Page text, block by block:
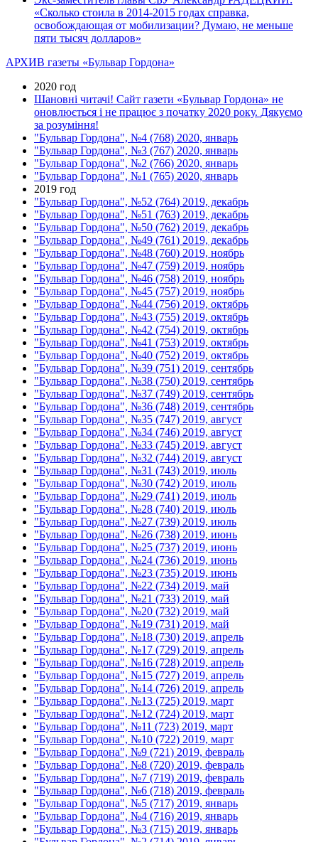
«Сколько стоила в 2014-2015 годах справка,
освобождающая от мобилизации? Думаю, не меньше
пяти тысяч долларов»
АРХИВ газеты «Бульвар Гордона»
2020 год
Шановні читачі! Сайт газети «Бульвар Гордона» не
оновлюється і не працює з початку 2020 року. Дякуємо
за розуміння!
"Бульвар Гордона", №4 (768) 2020, январь
"Бульвар Гордона", №3 (767) 2020, январь
"Бульвар Гордона", №2 (766) 2020, январь
"Бульвар Гордона", №1 (765) 2020, январь
2019 год
"Бульвар Гордона", №52 (764) 2019, декабрь
"Бульвар Гордона", №51 (763) 2019, декабрь
"Бульвар Гордона", №50 (762) 2019, декабрь
"Бульвар Гордона", №49 (761) 2019, декабрь
"Бульвар Гордона", №48 (760) 2019, ноябрь
"Бульвар Гордона", №47 (759) 2019, ноябрь
"Бульвар Гордона", №46 (758) 2019, ноябрь
"Бульвар Гордона", №45 (757) 2019, ноябрь
"Бульвар Гордона", №44 (756) 2019, октябрь
"Бульвар Гордона", №43 (755) 2019, октябрь
"Бульвар Гордона", №42 (754) 2019, октябрь
"Бульвар Гордона", №41 (753) 2019, октябрь
"Бульвар Гордона", №40 (752) 2019, октябрь
"Бульвар Гордона", №39 (751) 2019, сентябрь
"Бульвар Гордона", №38 (750) 2019, сентябрь
"Бульвар Гордона", №37 (749) 2019, сентябрь
"Бульвар Гордона", №36 (748) 2019, сентябрь
"Бульвар Гордона", №35 (747) 2019, август
"Бульвар Гордона", №34 (746) 2019, август
"Бульвар Гордона", №33 (745) 2019, август
"Бульвар Гордона", №32 (744) 2019, август
"Бульвар Гордона", №31 (743) 2019, июль
"Бульвар Гордона", №30 (742) 2019, июль
"Бульвар Гордона", №29 (741) 2019, июль
"Бульвар Гордона", №28 (740) 2019, июль
"Бульвар Гордона", №27 (739) 2019, июль
"Бульвар Гордона", №26 (738) 2019, июнь
"Бульвар Гордона", №25 (737) 2019, июнь
"Бульвар Гордона", №24 (736) 2019, июнь
"Бульвар Гордона", №23 (735) 2019, июнь
"Бульвар Гордона", №22 (734) 2019, май
"Бульвар Гордона", №21 (733) 2019, май
"Бульвар Гордона", №20 (732) 2019, май
"Бульвар Гордона", №19 (731) 2019, май
"Бульвар Гордона", №18 (730) 2019, апрель
"Бульвар Гордона", №17 (729) 2019, апрель
"Бульвар Гордона", №16 (728) 2019, апрель
"Бульвар Гордона", №15 (727) 2019, апрель
"Бульвар Гордона", №14 (726) 2019, апрель
"Бульвар Гордона", №13 (725) 2019, март
"Бульвар Гордона", №12 (724) 2019, март
"Бульвар Гордона", №11 (723) 2019, март
"Бульвар Гордона", №10 (722) 2019, март
"Бульвар Гордона", №9 (721) 2019, февраль
"Бульвар Гордона", №8 (720) 2019, февраль
"Бульвар Гордона", №7 (719) 2019, февраль
"Бульвар Гордона", №6 (718) 2019, февраль
"Бульвар Гордона", №5 (717) 2019, январь
"Бульвар Гордона", №4 (716) 2019, январь
"Бульвар Гордона", №3 (715) 2019, январь